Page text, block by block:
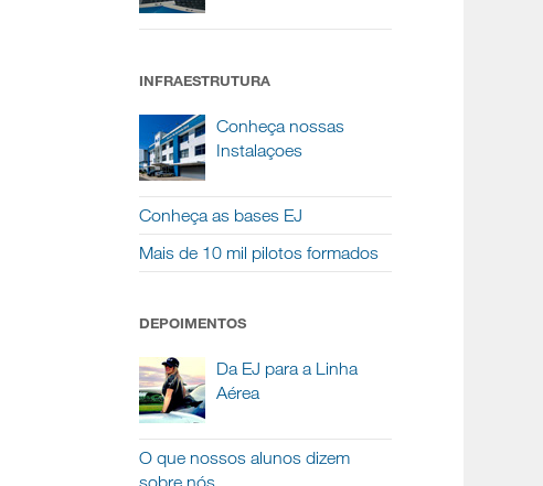
INFRAESTRUTURA
Conheça nossas
Instalaçoes
Conheça as bases EJ
Mais de 10 mil pilotos formados
DEPOIMENTOS
Da EJ para a Linha
Aérea
O que nossos alunos dizem